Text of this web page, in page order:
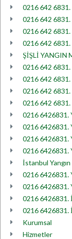
0216 642 6831.
0216 642
0216 642 6831.
0216 642 6831.
ŞİŞLİ YANGIN
0216 642
0216 642
0216 642
0216 642
0216 6426831.
0216 6426831.
0216 6426831.
0216 6426831.
İstanbul
0216 6426831.
0216 6426831.
0216 6426831.
0216 6426831.
Kurumsal
Hizmetler